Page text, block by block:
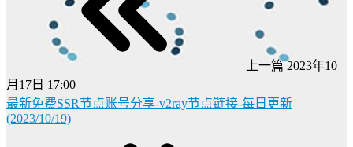
上一篇 2023年10
月17日 17:00
最新免费SSR节点账号分享-v2ray节点链接-每日更新
(2023/10/19)